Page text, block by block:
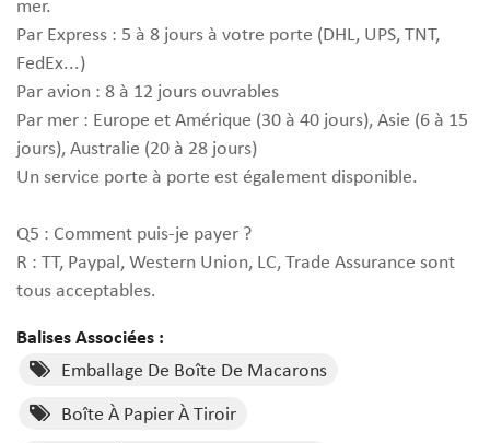
mer.
Par Express : 5 à 8 jours à votre porte (DHL, UPS, TNT,
FedEx...)
Par avion : 8 à 12 jours ouvrables
Par mer : Europe et Amérique (30 à 40 jours), Asie (6 à 15
jours), Australie (20 à 28 jours)
Un service porte à porte est également disponible.
Q5 : Comment puis-je payer ?
R : TT, Paypal, Western Union, LC, Trade Assurance sont
tous acceptables.
Balises Associées :
Emballage De Boîte De Macarons
Boîte À Papier À Tiroir